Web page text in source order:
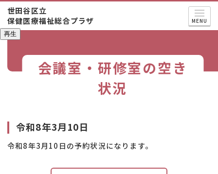
世田谷区立
保健医療福祉総合プラザ
MENU
再生
会議室・研修室の空き
状況
令和8年3月10日
令和8年3月10日の予約状況になります。